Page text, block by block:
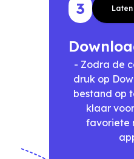
3
- Zodra de
druk op
bestand op
klaar
favoriete